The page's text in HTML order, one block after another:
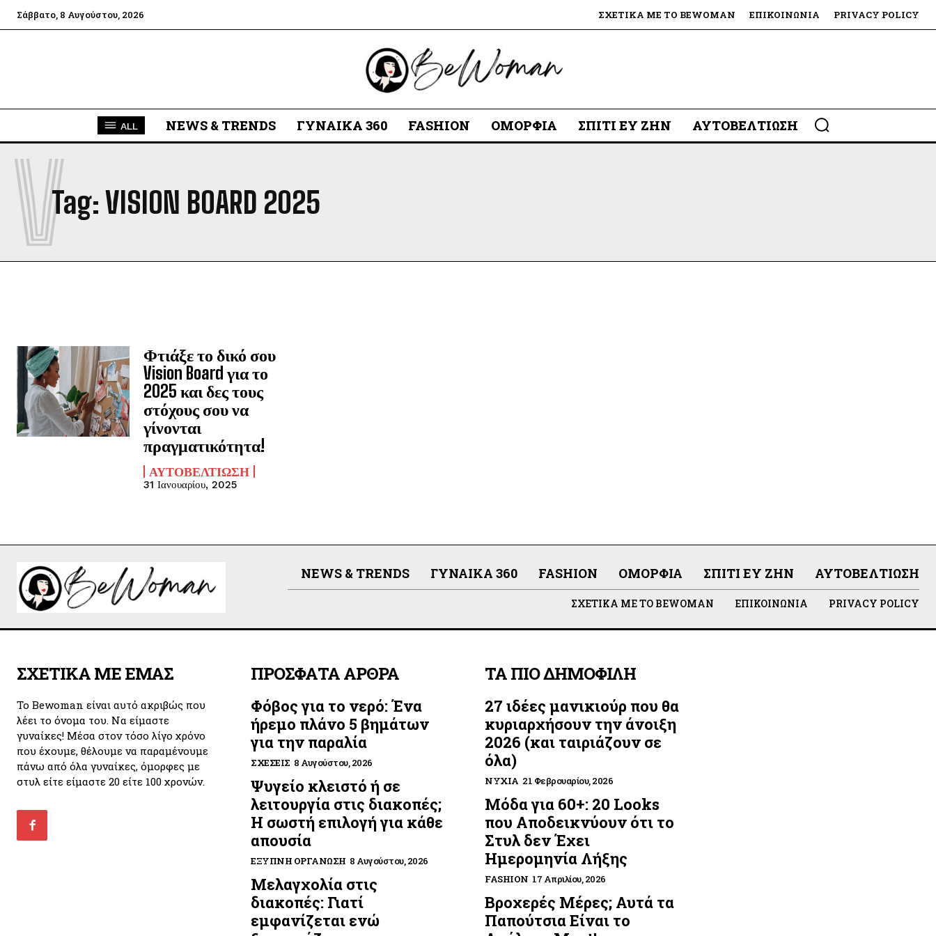
Σάββατο, 8 Αυγούστου, 2026 ΣΧΕΤΙΚΆ ΜΕ ΤΟ BEWOMAN ΕΠΙΚΟΙΝΩΝΊΑ PRIVACY POLICY
ALL NEWS & TRENDS ΓΥΝΑΊΚΑ 360 FASHION ΟΜΟΡΦΙΆ ΣΠΊΤΙ ΕΥ ΖΗΝ ΑΥΤΟΒΕΛΤΊΩΣΗ
Tag: VISION BOARD 2025
V
Φτιάξε το δικό σου
Vision Board για το
2025 και δες τους
στόχους σου να
γίνονται
πραγματικότητα!
ΑΥΤΟΒΕΛΤΊΩΣΗ
31 Ιανουαρίου, 2025
NEWS & TRENDS ΓΥΝΑΊΚΑ 360 FASHION ΟΜΟΡΦΙΆ ΣΠΊΤΙ ΕΥ ΖΗΝ ΑΥΤΟΒΕΛΤΊΩΣΗ
ΣΧΕΤΙΚΆ ΜΕ ΤΟ BEWOMAN ΕΠΙΚΟΙΝΩΝΊΑ PRIVACY POLICY
ΣΧΕΤΙΚΑ ΜΕ ΕΜΑΣ
Το Bewoman είναι αυτό ακριβώς που
λέει το όνομα του. Να είμαστε
γυναίκες! Μέσα στον τόσο λίγο χρόνο
που έχουμε, θέλουμε να παραμένουμε
πάνω από όλα γυναίκες, όμορφες με
στυλ είτε είμαστε 20 είτε 100 χρονών.
ΠΡΟΣΦΑΤΑ ΑΡΘΡΑ
Φόβος για το νερό: Ένα
ήρεμο πλάνο 5 βημάτων
για την παραλία
ΣΧΈΣΕΙΣ 8 Αυγούστου, 2026
Ψυγείο κλειστό ή σε
λειτουργία στις διακοπές;
Η σωστή επιλογή για κάθε
απουσία
ΈΞΥΠΝΗ ΟΡΓΆΝΩΣΗ 8 Αυγούστου, 2026
Μελαγχολία στις
διακοπές: Γιατί
εμφανίζεται ενώ
ΤΑ ΠΙΟ ΔΗΜΟΦΙΛΗ
27 ιδέες μανικιούρ που θα
κυριαρχήσουν την άνοιξη
2026 (και ταιριάζουν σε
όλα)
ΝΎΧΙΑ 21 Φεβρουαρίου, 2026
Μόδα για 60+: 20 Looks
που Αποδεικνύουν ότι το
Στυλ δεν Έχει
Ημερομηνία Λήξης
FASHION 17 Απριλίου, 2026
Βροχερές Μέρες; Αυτά τα
Παπούτσια Είναι το